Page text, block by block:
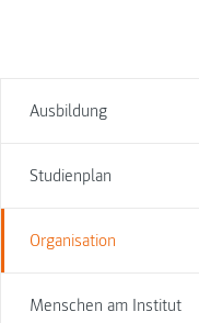
Ausbildung
Studienplan
Organisation
Menschen am Institut